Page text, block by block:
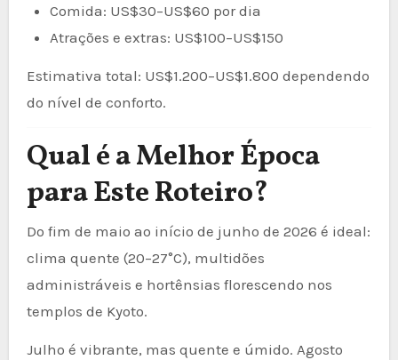
Comida: US$30–US$60 por dia
Atrações e extras: US$100–US$150
Estimativa total: US$1.200–US$1.800 dependendo
do nível de conforto.
Qual é a Melhor Época
para Este Roteiro?
Do fim de maio ao início de junho de 2026 é ideal:
clima quente (20–27°C), multidões
administráveis e hortênsias florescendo nos
templos de Kyoto.
Julho é vibrante, mas quente e úmido. Agosto